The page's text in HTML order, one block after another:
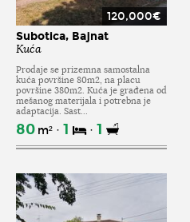
120,000€
Subotica, Bajnat
Kuća
Prodaje se prizemna samostalna
kuća površine 80m2, na placu
površine 380m2. Kuća je građena od
mešanog materijala i potrebna je
adaptacija. Sast...
80 m² 1 1